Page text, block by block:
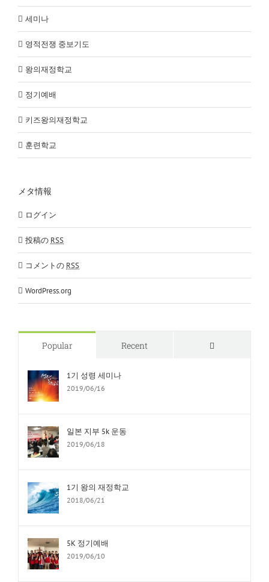
세미나
영적전쟁 중보기도
왕의재정학교
정기예배
키즈왕의재정학교
훈련학교
メタ情報
ログイン
投稿の RSS
コメントの RSS
WordPress.org
Popular Recent
1기 성령 세미나
2019/06/16
일본 지부 5k 운동
2019/06/18
1기 왕의 재정학교
2018/06/21
5K 정기예배
2019/06/10